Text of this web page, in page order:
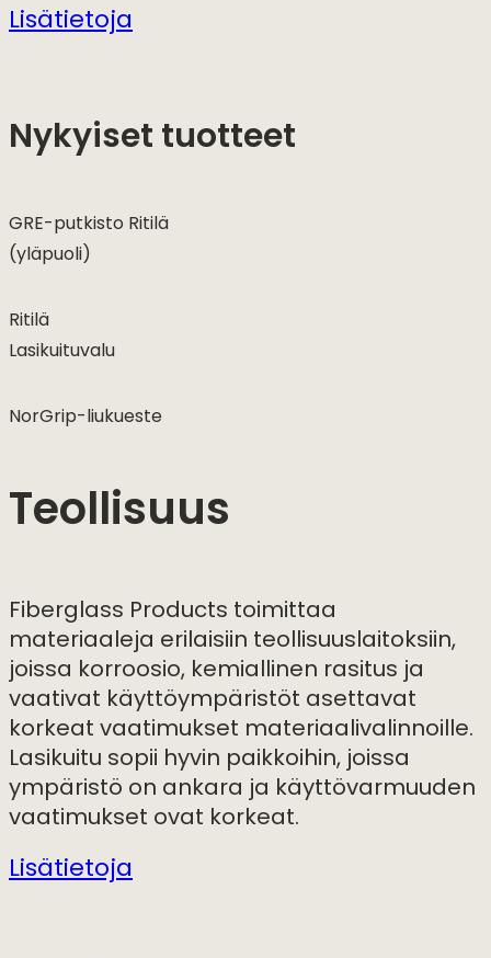
Lisätietoja
Nykyiset tuotteet
GRE-putkisto Ritilä
(yläpuoli)
Ritilä
Lasikuituvalu
NorGrip-liukueste
Teollisuus
Fiberglass Products toimittaa
materiaaleja erilaisiin teollisuuslaitoksiin,
joissa korroosio, kemiallinen rasitus ja
vaativat käyttöympäristöt asettavat
korkeat vaatimukset materiaalivalinnoille.
Lasikuitu sopii hyvin paikkoihin, joissa
ympäristö on ankara ja käyttövarmuuden
vaatimukset ovat korkeat.
Lisätietoja